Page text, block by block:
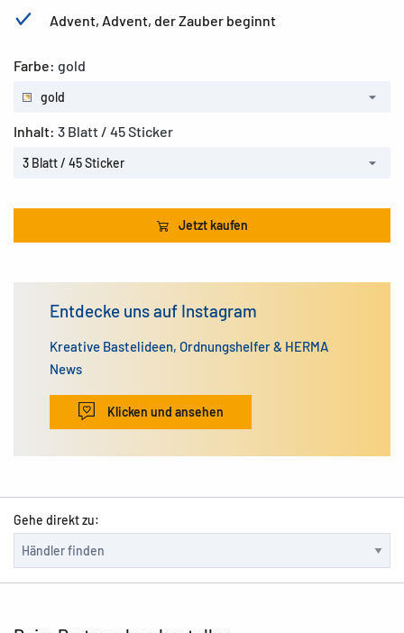
Advent, Advent, der Zauber beginnt
Farbe: gold
gold
Inhalt: 3 Blatt / 45 Sticker
3 Blatt / 45 Sticker
Jetzt kaufen
Entdecke uns auf Instagram
Kreative Bastelideen, Ordnungshelfer & HERMA
News
Klicken und ansehen
Gehe direkt zu: